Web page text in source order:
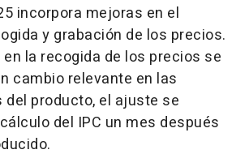
incorpora mejoras en el
y grabación de los precios.
la recogida de los precios se
cambio relevante en las
producto, el ajuste se
del IPC un mes después